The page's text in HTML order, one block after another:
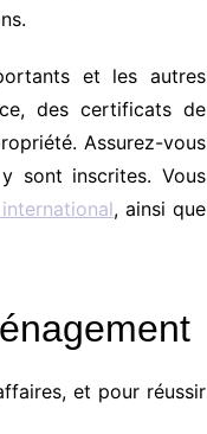
et les autres
des certificats de
Assurez-vous
sont inscrites. Vous
, ainsi que
et pour réussir